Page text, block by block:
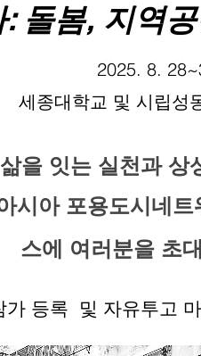
돌봄, 지역
2025. 8.
세종대학교 및 시립성
을 잇는 실천과 상
시아 포용도시네
스에 여러분을 초
가 등록 및 자유투고